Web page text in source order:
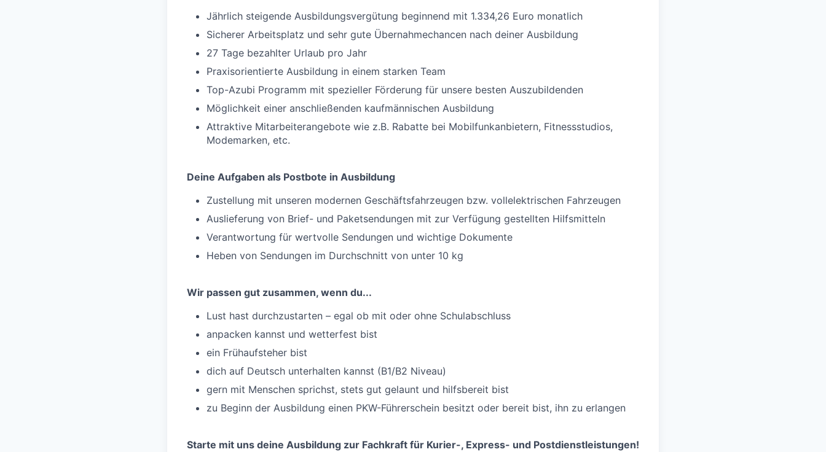
Jährlich steigende Ausbildungsvergütung beginnend mit 1.334,26 Euro monatlich
Sicherer Arbeitsplatz und sehr gute Übernahmechancen nach deiner Ausbildung
27 Tage bezahlter Urlaub pro Jahr
Praxisorientierte Ausbildung in einem starken Team
Top-Azubi Programm mit spezieller Förderung für unsere besten Auszubildenden
Möglichkeit einer anschließenden kaufmännischen Ausbildung
Attraktive Mitarbeiterangebote wie z.B. Rabatte bei Mobilfunkanbietern, Fitnessstudios,
Modemarken, etc.
Deine Aufgaben als Postbote in Ausbildung
Zustellung mit unseren modernen Geschäftsfahrzeugen bzw. vollelektrischen Fahrzeugen
Auslieferung von Brief- und Paketsendungen mit zur Verfügung gestellten Hilfsmitteln
Verantwortung für wertvolle Sendungen und wichtige Dokumente
Heben von Sendungen im Durchschnitt von unter 10 kg
Wir passen gut zusammen, wenn du...
Lust hast durchzustarten – egal ob mit oder ohne Schulabschluss
anpacken kannst und wetterfest bist
ein Frühaufsteher bist
dich auf Deutsch unterhalten kannst (B1/B2 Niveau)
gern mit Menschen sprichst, stets gut gelaunt und hilfsbereit bist
zu Beginn der Ausbildung einen PKW-Führerschein besitzt oder bereit bist, ihn zu erlangen
Starte mit uns deine Ausbildung zur Fachkraft für Kurier-, Express- und Postdienstleistungen!